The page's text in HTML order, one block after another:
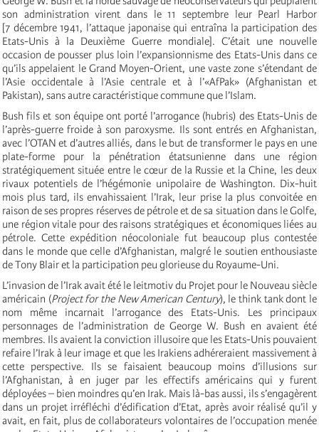
son administration virent dans le 11 septembre leur Pearl Harbor
[7 décembre 1941, l’attaque japonaise qui entraîna la participation des
Etats-Unis à la Deuxième Guerre mondiale]. C’était une nouvelle
occasion de pousser plus loin l’expansionnisme des Etats-Unis dans ce
qu’ils appelaient le Grand Moyen-Orient, une vaste zone s’étendant de
l’Asie occidentale à l’Asie centrale et à l’«AfPak» (Afghanistan et
Pakistan), sans autre caractéristique commune que l’Islam.
Bush fils et son équipe ont porté l’arrogance (hubris) des Etats-Unis de
l’après-guerre froide à son paroxysme. Ils sont entrés en Afghanistan,
avec l’OTAN et d’autres alliés, dans le but de transformer le pays en une
plate-forme pour la pénétration étatsunienne dans une région
stratégiquement située entre le cœur de la Russie et la Chine, les deux
rivaux potentiels de l’hégémonie unipolaire de Washington. Dix-huit
mois plus tard, ils envahissaient l’Irak, leur prise la plus convoitée en
raison de ses propres réserves de pétrole et de sa situation dans le Golfe,
une région vitale pour des raisons stratégiques et économiques liées au
pétrole. Cette expédition néocoloniale fut beaucoup plus contestée
dans le monde que celle d’Afghanistan, malgré le soutien enthousiaste
de Tony Blair et la participation peu glorieuse du Royaume-Uni.
L’invasion de l’Irak avait été le leitmotiv du Projet pour le Nouveau siècle
américain (Project for the New American Century), le think tank dont le
nom même incarnait l’arrogance des Etats-Unis. Les principaux
personnages de l’administration de George W. Bush en avaient été
membres. Ils avaient la conviction illusoire que les Etats-Unis pouvaient
refaire l’Irak à leur image et que les Irakiens adhéreraient massivement à
cette perspective. Ils se faisaient beaucoup moins d’illusions sur
l’Afghanistan, à en juger par les effectifs américains qui y furent
déployées – bien moindres qu’en Irak. Mais là-bas aussi, ils s’engagèrent
dans un projet irréfléchi d’édification d’Etat, après avoir réalisé qu’il y
avait, en fait, plus de collaborateurs volontaires de l’occupation menée